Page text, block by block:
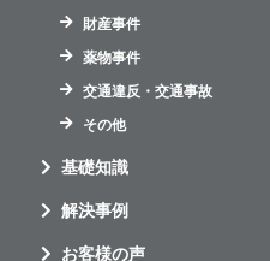
財産事件
薬物事件
交通違反・交通事故
その他
基礎知識
解決事例
お客様の声